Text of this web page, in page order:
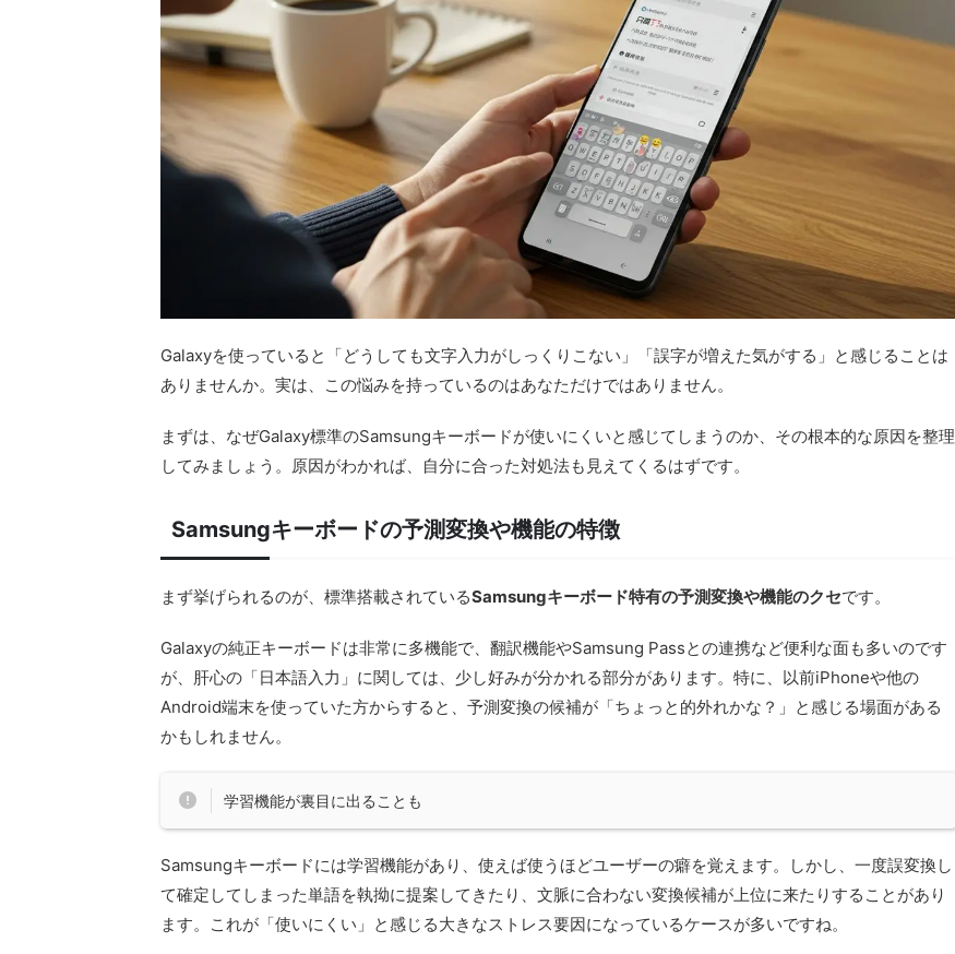
Galaxyを使っていると「どうしても文字入力がしっくりこない」「誤字が増えた気がする」と感じることは
ありませんか。実は、この悩みを持っているのはあなただけではありません。
まずは、なぜGalaxy標準のSamsungキーボードが使いにくいと感じてしまうのか、その根本的な原因を整理
してみましょう。原因がわかれば、自分に合った対処法も見えてくるはずです。
Samsungキーボードの予測変換や機能の特徴
まず挙げられるのが、標準搭載されているSamsungキーボード特有の予測変換や機能のクセです。
Galaxyの純正キーボードは非常に多機能で、翻訳機能やSamsung Passとの連携など便利な面も多いのです
が、肝心の「日本語入力」に関しては、少し好みが分かれる部分があります。特に、以前iPhoneや他の
Android端末を使っていた方からすると、予測変換の候補が「ちょっと的外れかな？」と感じる場面がある
かもしれません。
学習機能が裏目に出ることも
Samsungキーボードには学習機能があり、使えば使うほどユーザーの癖を覚えます。しかし、一度誤変換し
て確定してしまった単語を執拗に提案してきたり、文脈に合わない変換候補が上位に来たりすることがあり
ます。これが「使いにくい」と感じる大きなストレス要因になっているケースが多いですね。